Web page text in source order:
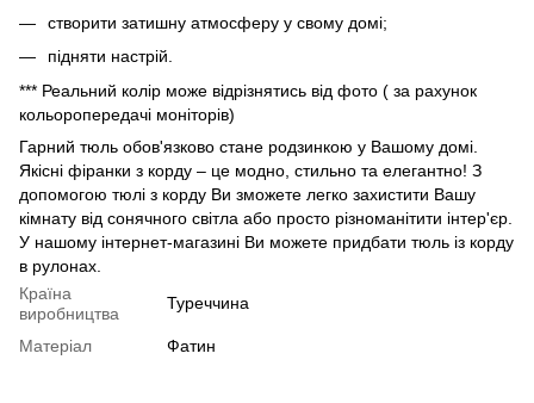
створити затишну атмосферу у свому домі;
підняти настрій.
*** Реальний колір може відрізнятись від фото ( за рахунок
кольоропередачі моніторів)
Гарний тюль обов'язково стане родзинкою у Вашому домі.
Якісні фіранки з корду – це модно, стильно та елегантно! З
допомогою тюлі з корду Ви зможете легко захистити Вашу
кімнату від сонячного світла або просто різноманітити інтер'єр.
У нашому інтернет-магазині Ви можете придбати тюль із корду
в рулонах.
Країна
виробництва
Туреччина
Матеріал Фатин